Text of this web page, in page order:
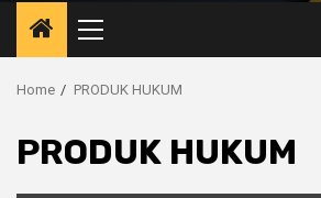
Primary
Menu
Home PRODUK HUKUM
PRODUK HUKUM